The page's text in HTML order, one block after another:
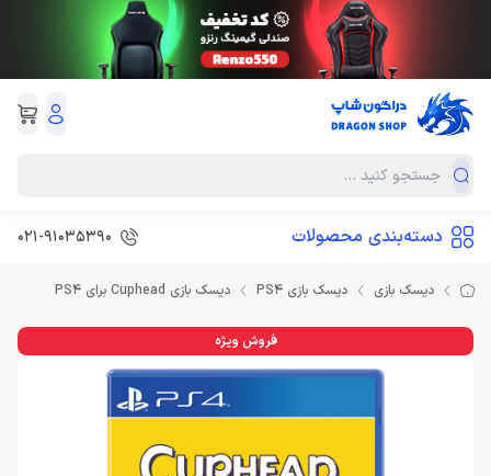
دسته‌بندی محصولات 021-91035390
دیسک بازی دیسک بازی PS4 دیسک بازی Cuphead برای PS4
فروش ویژه